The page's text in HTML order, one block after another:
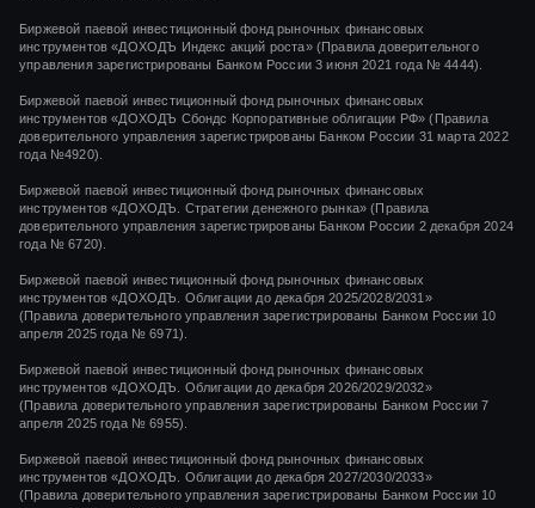
Биржевой паевой инвестиционный фонд рыночных финансовых
инструментов«ДОХОДЪ Индекс акций роста»(Правила доверительного
управления зарегистрированы Банком России3 июня 2021 года № 4444).
Биржевой паевой инвестиционный фонд рыночных финансовых
инструментов «ДОХОДЪ Сбондс Корпоративные облигации РФ» (Правила
доверительного управления зарегистрированы Банком России 31 марта 2022
года №4920).
Биржевой паевой инвестиционный фонд рыночных финансовых
инструментов «ДОХОДЪ. Стратегии денежного рынка» (Правила
доверительного управления зарегистрированы Банком России 2 декабря 2024
года № 6720).
Биржевой паевой инвестиционный фонд рыночных финансовых
инструментов «ДОХОДЪ. Облигации до декабря 2025/2028/2031»
(Правила доверительного управления зарегистрированы Банком России 10
апреля 2025 года № 6971).
Биржевой паевой инвестиционный фонд рыночных финансовых
инструментов «ДОХОДЪ. Облигации до декабря 2026/2029/2032»
(Правила доверительного управления зарегистрированы Банком России 7
апреля 2025 года № 6955).
Биржевой паевой инвестиционный фонд рыночных финансовых
инструментов «ДОХОДЪ. Облигации до декабря 2027/2030/2033»
(Правила доверительного управления зарегистрированы Банком России 10